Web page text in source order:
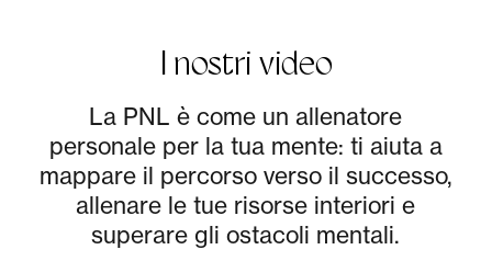
I nostri video
La PNL è come un allenatore
personale per la tua mente: ti aiuta a
mappare il percorso verso il successo,
allenare le tue risorse interiori e
superare gli ostacoli mentali.